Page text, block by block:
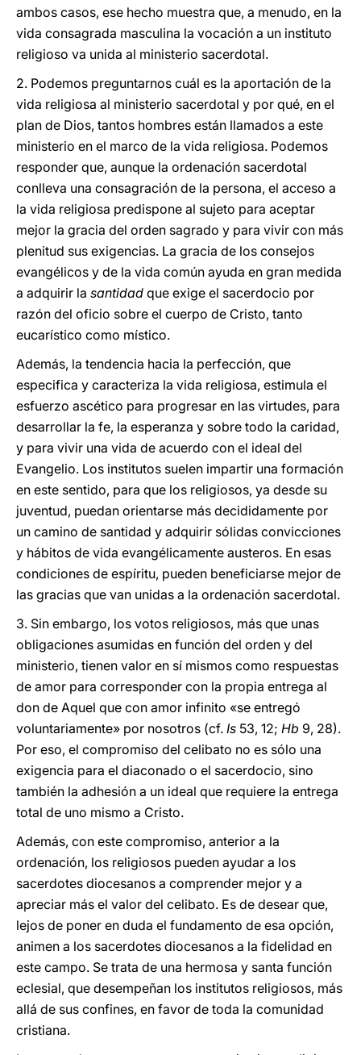
ambos casos, ese hecho muestra que, a menudo, en la
vida consagrada masculina la vocación a un instituto
religioso va unida al ministerio sacerdotal.
2. Podemos preguntarnos cuál es la aportación de la
vida religiosa al ministerio sacerdotal y por qué, en el
plan de Dios, tantos hombres están llamados a este
ministerio en el marco de la vida religiosa. Podemos
responder que, aunque la ordenación sacerdotal
conlleva una consagración de la persona, el acceso a
la vida religiosa predispone al sujeto para aceptar
mejor la gracia del orden sagrado y para vivir con más
plenitud sus exigencias. La gracia de los consejos
evangélicos y de la vida común ayuda en gran medida
a adquirir la santidad que exige el sacerdocio por
razón del oficio sobre el cuerpo de Cristo, tanto
eucarístico como místico.
Además, la tendencia hacia la perfección, que
especifica y caracteriza la vida religiosa, estimula el
esfuerzo ascético para progresar en las virtudes, para
desarrollar la fe, la esperanza y sobre todo la caridad,
y para vivir una vida de acuerdo con el ideal del
Evangelio. Los institutos suelen impartir una formación
en este sentido, para que los religiosos, ya desde su
juventud, puedan orientarse más decididamente por
un camino de santidad y adquirir sólidas convicciones
y hábitos de vida evangélicamente austeros. En esas
condiciones de espíritu, pueden beneficiarse mejor de
las gracias que van unidas a la ordenación sacerdotal.
3. Sin embargo, los votos religiosos, más que unas
obligaciones asumidas en función del orden y del
ministerio, tienen valor en sí mismos como respuestas
de amor para corresponder con la propia entrega al
don de Aquel que con amor infinito «se entregó
voluntariamente» por nosotros (cf. Is 53, 12; Hb 9, 28).
Por eso, el compromiso del celibato no es sólo una
exigencia para el diaconado o el sacerdocio, sino
también la adhesión a un ideal que requiere la entrega
total de uno mismo a Cristo.
Además, con este compromiso, anterior a la
ordenación, los religiosos pueden ayudar a los
sacerdotes diocesanos a comprender mejor y a
apreciar más el valor del celibato. Es de desear que,
lejos de poner en duda el fundamento de esa opción,
animen a los sacerdotes diocesanos a la fidelidad en
este campo. Se trata de una hermosa y santa función
eclesial, que desempeñan los institutos religiosos, más
allá de sus confines, en favor de toda la comunidad
cristiana.